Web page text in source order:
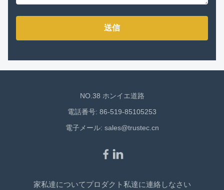
送信
NO.38 ホンイエ道路
電話番号: 86-519-85105253
電子メール: sales@trustec.cn
家私達についてプロダクト 私達に連絡しなさい